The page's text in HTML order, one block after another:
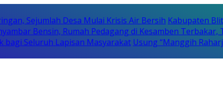
Sejumlah Desa Mulai Krisis Air Bersih Kabupaten
Bensin, Rumah Pedagang di Kesamben Terbakar,
bagi Seluruh Lapisan Masyarakat Usung “Manggih